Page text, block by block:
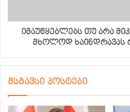
იმაუწყებლებს თუ არა
მხოლოდ ხაინდრავას
მსგავსი პოსტები